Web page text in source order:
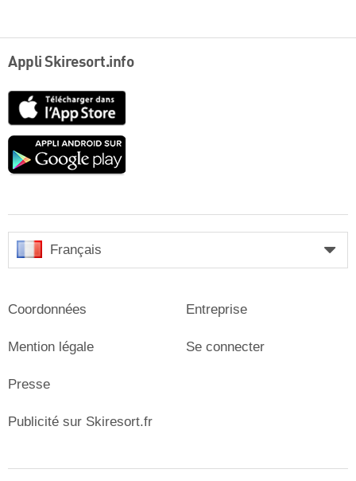
Appli Skiresort.info
Google
Français
Coordonnées
Mention légale
Presse
Entreprise
Se connecter
Publicité sur Skiresort.fr